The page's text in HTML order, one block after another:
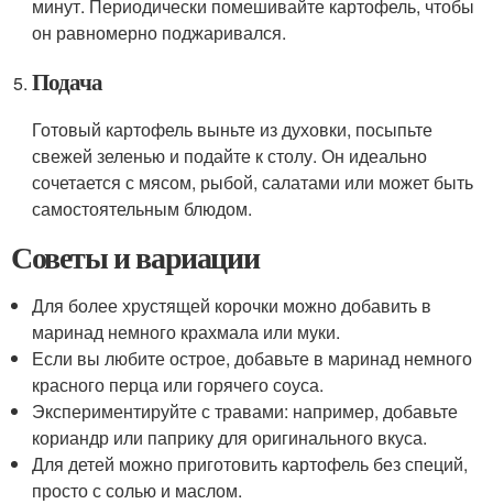
минут. Периодически помешивайте картофель, чтобы
он равномерно поджаривался.
Подача
Готовый картофель выньте из духовки, посыпьте
свежей зеленью и подайте к столу. Он идеально
сочетается с мясом, рыбой, салатами или может быть
самостоятельным блюдом.
Советы и вариации
Для более хрустящей корочки можно добавить в
маринад немного крахмала или муки.
Если вы любите острое, добавьте в маринад немного
красного перца или горячего соуса.
Экспериментируйте с травами: например, добавьте
кориандр или паприку для оригинального вкуса.
Для детей можно приготовить картофель без специй,
просто с солью и маслом.